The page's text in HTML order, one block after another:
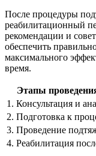
После процедуры
реабилитационный
рекомендации и
обеспечить
максимального
время.
Этапы
1. Консультация и
2. Подготовка к
3. Проведение
4. Реабилитация